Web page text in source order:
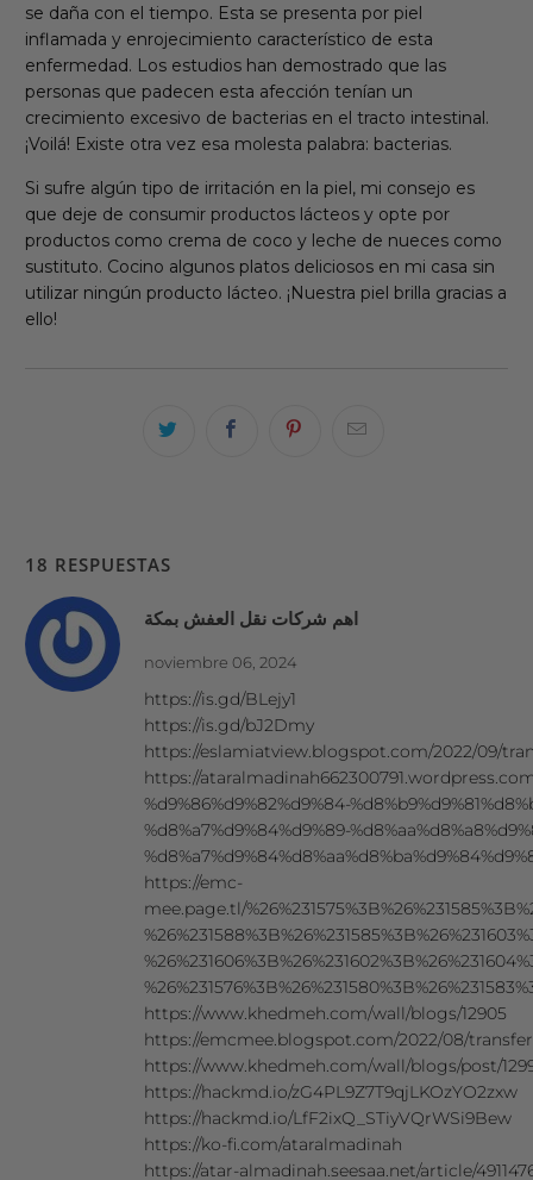
se daña con el tiempo. Esta se presenta por piel
inflamada y enrojecimiento característico de esta
enfermedad. Los estudios han demostrado que las
personas que padecen esta afección tenían un
crecimiento excesivo de bacterias en el tracto intestinal.
¡Voilá! Existe otra vez esa molesta palabra: bacterias.
Si sufre algún tipo de irritación en la piel, mi consejo es
que deje de consumir productos lácteos y opte por
productos como crema de coco y leche de nueces como
sustituto. Cocino algunos platos deliciosos en mi casa sin
utilizar ningún producto lácteo. ¡Nuestra piel brilla gracias a
ello!
18 RESPUESTAS
اهم شركات نقل العفش بمكة
noviembre 06, 2024
https://is.gd/BLejy1
https://is.gd/bJ2Dmy
https://eslamiatview.blogspot.com/2022/09/
https://
%d9%86%d9%82%d9%84-
%d8%a7%d9%84%d9%89-
https://emc-
mee.page.tl/
https://www.khedmeh.com/wall/blogs/12905
https://emcmee.blogspot.com/2022/08/
https://www.khedmeh.com/wall/blogs/post/
https://hackmd.io/zG4PL9Z7T9qjLKOzYO2zxw
https://hackmd.io/LfF2ixQ_STiyVQrWSi9Bew
https://ko-fi.com/ataralmadinah
https://atar-almadinah.seesaa.net/article/